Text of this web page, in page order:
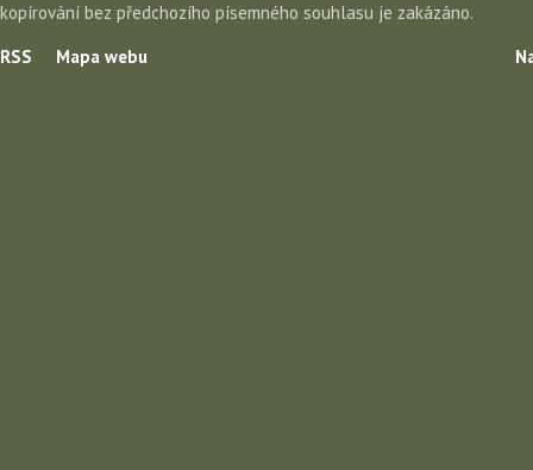
kopírování bez předchozího písemného souhlasu je zakázáno.
RSS
Mapa webu